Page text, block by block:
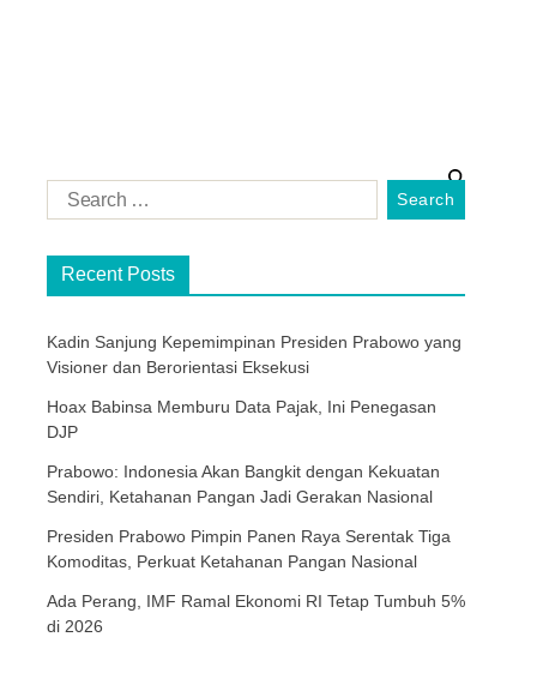
Recent Posts
Kadin Sanjung Kepemimpinan Presiden Prabowo yang
Visioner dan Berorientasi Eksekusi
Hoax Babinsa Memburu Data Pajak, Ini Penegasan
DJP
Prabowo: Indonesia Akan Bangkit dengan Kekuatan
Sendiri, Ketahanan Pangan Jadi Gerakan Nasional
Presiden Prabowo Pimpin Panen Raya Serentak Tiga
Komoditas, Perkuat Ketahanan Pangan Nasional
Ada Perang, IMF Ramal Ekonomi RI Tetap Tumbuh 5%
di 2026